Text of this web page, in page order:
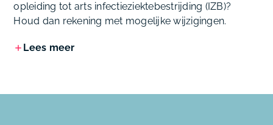
opleiding tot arts infectieziektebestrijding (IZB)?
Houd dan rekening met mogelijke wijzigingen.
Lees meer